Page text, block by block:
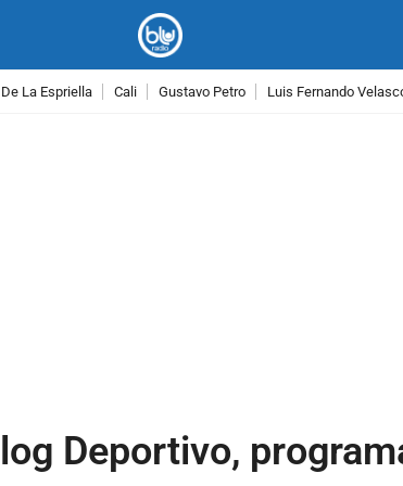
La Espriella Cali Gustavo Petro Luis Fernando
Deportivo,